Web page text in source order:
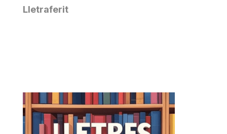
Lletraferit